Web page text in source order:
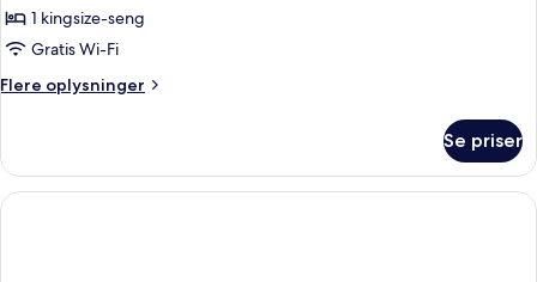
1 kingsize-seng
Gratis Wi-Fi
Flere oplysninger
Flere
værelse
Se priser